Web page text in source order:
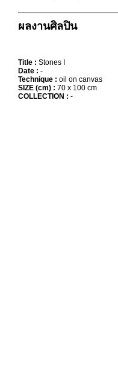
ผลงานศิลปิน
Title : Stones I
Date : -
Technique : oil on canvas
SIZE (cm) : 70 x 100 cm
COLLECTION : -